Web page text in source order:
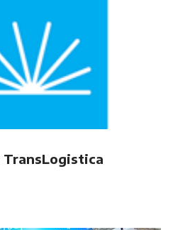
TransLogistica